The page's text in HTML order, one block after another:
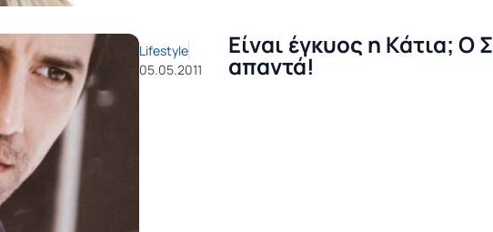
Lifestyle
05.05.2011
Είναι έγκυος η Κάτια; Ο
απαντά!